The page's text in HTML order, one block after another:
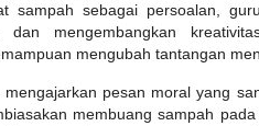
sampah sebagai persoalan,
dan mengembangkan
mengubah tantangan
mengajarkan pesan moral yang
membuang sampah